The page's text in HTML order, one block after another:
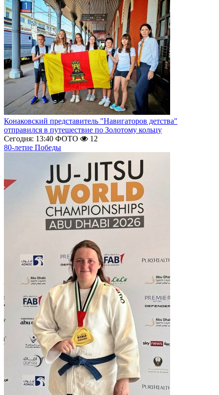
Конаковский представитель "Навигаторов детства"
отправился в путешествие по Золотому кольцу
Сегодня: 13:40 ФОТО
12
80-летие Победы